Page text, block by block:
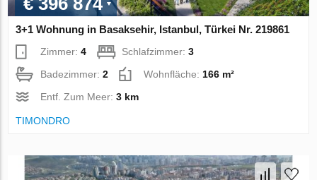
3+1 Wohnung in Basaksehir, Istanbul, Türkei Nr. 219861
Zimmer:4 Schlafzimmer:3
Badezimmer:2 Wohnfläche:166 m²
Entf. Zum Meer:3 km
TIMONDRO